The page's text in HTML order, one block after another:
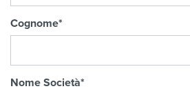
Cognome*
Nome Società*